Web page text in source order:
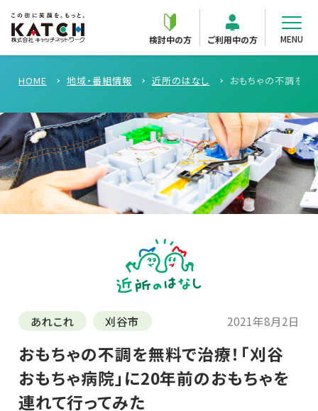
検討中の方 ご利用中の方 MENU
HOME 地域・番組情報 近所のはなし おもちゃの不調を無
あれこれ 刈谷市 2021年8月2日
おもちゃの不調を無料で治療！「刈谷
おもちゃ病院」に20年前のおもちゃを
連れて行ってみた